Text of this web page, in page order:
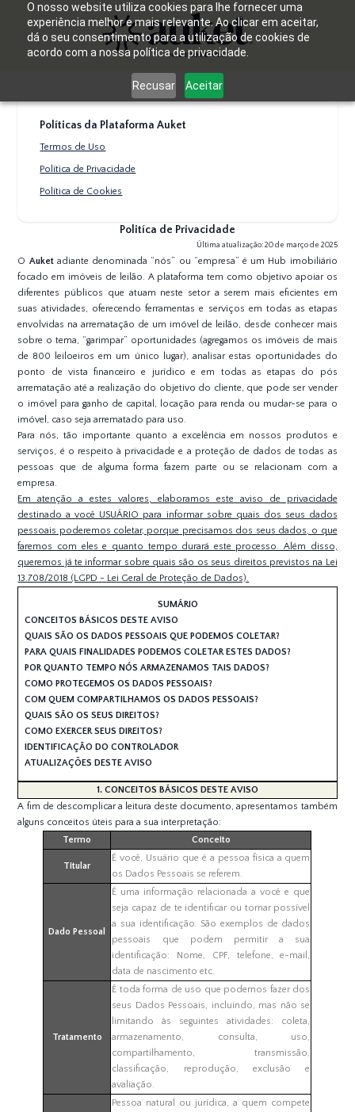
O nosso website utiliza cookies para lhe fornecer uma
experiência melhor e mais relevante. Ao clicar em aceitar,
dá o seu consentimento para a utilização de cookies de
acordo com a nossa política de privacidade.
Recusar Aceitar
Políticas da Plataforma Auket
Termos de Uso
Política de Privacidade
Política de Cookies
Politíca de Privacidade
Última atualização: 20 de março de 2025
O Auketadiante denominada “nós” ou “empresa” é um Hub imobiliário
focado em imóveis de leilão. A plataforma tem como objetivo apoiar os
diferentes públicos que atuam neste setor a serem mais eficientes em
suas atividades, oferecendo ferramentas e serviços em todas as etapas
envolvidas na arrematação de um imóvel de leilão, desde conhecer mais
sobre o tema, “garimpar” oportunidades (agregamos os imóveis de mais
de 800 leiloeiros em um único lugar), analisar estas oportunidades do
ponto de vista financeiro e jurídico e em todas as etapas do pós
arrematação até a realização do objetivo do cliente, que pode ser vender
o imóvel para ganho de capital, locação para renda ou mudar-se para o
imóvel, caso seja arrematado para uso.
Para nós, tão importante quanto a excelência em nossos produtos e
serviços, é o respeito à privacidade e a proteção de dados de todas as
pessoas que de alguma forma fazem parte ou se relacionam com a
empresa.
Em atenção a estes valores, elaboramos este aviso de privacidade
destinado a você USUÁRIO para informar sobre quais dos seus dados
pessoais poderemos coletar, porque precisamos dos seus dados, o que
faremos com eles e quanto tempo durará este processo. Além disso,
queremos já te informar sobre quais são os seus direitos previstos na Lei
13.708/2018 (LGPD - Lei Geral de Proteção de Dados).
SUMÁRIO
CONCEITOS BÁSICOS DESTE AVISO
QUAIS SÃO OS DADOS PESSOAIS QUE PODEMOS COLETAR?
PARA QUAIS FINALIDADES PODEMOS COLETAR ESTES DADOS?
POR QUANTO TEMPO NÓS ARMAZENAMOS TAIS DADOS?
COMO PROTEGEMOS OS DADOS PESSOAIS?
COM QUEM COMPARTILHAMOS OS DADOS PESSOAIS?
QUAIS SÃO OS SEUS DIREITOS?
COMO EXERCER SEUS DIREITOS?
IDENTIFICAÇÃO DO CONTROLADOR
ATUALIZAÇÕES DESTE AVISO
1. CONCEITOS BÁSICOS DESTE AVISO
A fim de descomplicar a leitura deste documento, apresentamos também
alguns conceitos úteis para a sua interpretação:
Termo
Conceito
Titular
É você, Usuário que é a pessoa física a quem
os Dados Pessoais se referem.
Dado Pessoal
É uma informação relacionada a você e que
seja capaz de te identificar ou tornar possível
a sua identificação. São exemplos de dados
pessoais que podem permitir a sua
identificação: Nome, CPF, telefone, e-mail,
data de nascimento etc.
Tratamento
É toda forma de uso que podemos fazer dos
seus Dados Pessoais, incluindo, mas não se
limitando às seguintes atividades: coleta,
armazenamento, consulta, uso,
compartilhamento, transmissão,
classificação, reprodução, exclusão e
avaliação.
Pessoa natural ou jurídica, a quem compete